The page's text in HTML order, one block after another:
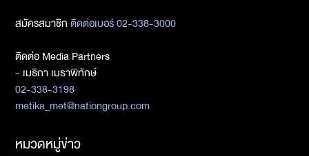
สมัครสมาชิกติดต่อเบอร์ 02-338-3000
ติดต่อ Media Partners
- เมธิกา เมธาพิทักษ์
02-338-3198
metika_met@nationgroup.com
หมวดหมู่ข่าว